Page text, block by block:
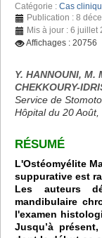
Catégorie : Cas
Publication : 8
Mis à jour : 6 juillet
Affichages : 20756
Y. HANNOUNI, M.
CHEKKOURY-
Service de
Hôpital du 20
RÉSUMÉ
L'Ostéomyélite
suppurative est
Les auteurs
mandibulaire
l'examen
Jusqu’à